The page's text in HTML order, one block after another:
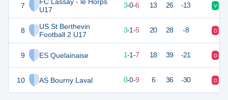
7
U17
8
US St Berthevin
Football 2 U17
9 ES Quelainaise
10 AS Bourny Laval
9 3-0-6 13 26 -13 V
3-1-5 20 28 -8 D
1-1-7 18 39 -21 D
-2 0-0-9 6 36 -30 D